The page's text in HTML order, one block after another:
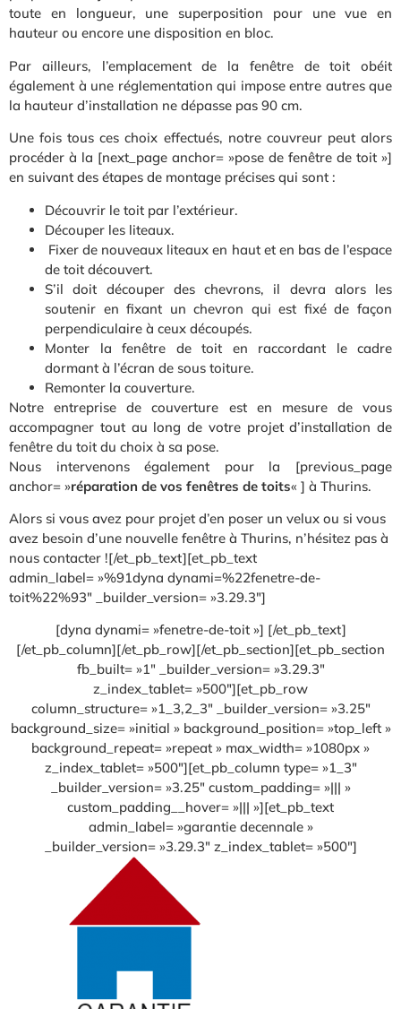
toute en longueur, une superposition pour une vue en
hauteur ou encore une disposition en bloc.
Par ailleurs, l’emplacement de la fenêtre de toit obéit
également à une réglementation qui impose entre autres que
la hauteur d’installation ne dépasse pas 90 cm.
Une fois tous ces choix effectués, notre couvreur peut alors
procéder à la [next_page anchor= »pose de fenêtre de toit »]
en suivant des étapes de montage précises qui sont :
Découvrir le toit par l’extérieur.
Découper les liteaux.
Fixer de nouveaux liteaux en haut et en bas de l’espace
de toit découvert.
S’il doit découper des chevrons, il devra alors les
soutenir en fixant un chevron qui est fixé de façon
perpendiculaire à ceux découpés.
Monter la fenêtre de toit en raccordant le cadre
dormant à l’écran de sous toiture.
Remonter la couverture.
Notre entreprise de couverture est en mesure de vous
accompagner tout au long de votre projet d’installation de
fenêtre du toit du choix à sa pose.
Nous intervenons également pour la [previous_page
anchor= »réparation de vos fenêtres de toits« ] à Thurins.
Alors si vous avez pour projet d’en poser un velux ou si vous
avez besoin d’une nouvelle fenêtre à Thurins, n’hésitez pas à
nous contacter ![/et_pb_text][et_pb_text
admin_label= »%91dyna dynami=%22fenetre-de-
toit%22%93″ _builder_version= »3.29.3″]
[dyna dynami= »fenetre-de-toit »] [/et_pb_text]
[/et_pb_column][/et_pb_row][/et_pb_section][et_pb_section
fb_built= »1″ _builder_version= »3.29.3″
z_index_tablet= »500″][et_pb_row
column_structure= »1_3,2_3″ _builder_version= »3.25″
background_size= »initial » background_position= »top_left »
background_repeat= »repeat » max_width= »1080px »
z_index_tablet= »500″][et_pb_column type= »1_3″
_builder_version= »3.25″ custom_padding= »||| »
custom_padding__hover= »||| »][et_pb_text
admin_label= »garantie decennale »
_builder_version= »3.29.3″ z_index_tablet= »500″]